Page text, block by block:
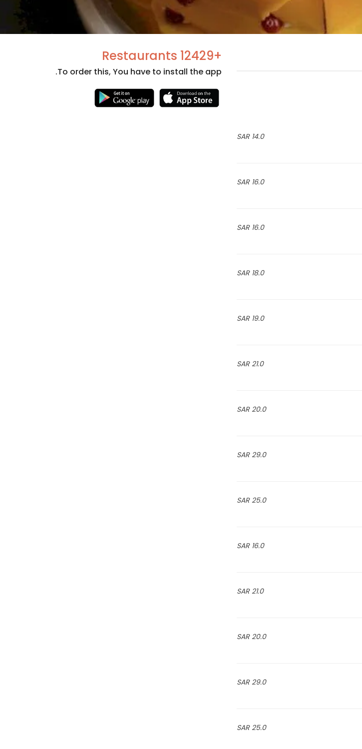
14.0 SAR
16.0 SAR
16.0 SAR
18.0 SAR
19.0 SAR
21.0 SAR
20.0 SAR
29.0 SAR
25.0 SAR
16.0 SAR
21.0 SAR
20.0 SAR
29.0 SAR
25.0 SAR
+12429 Restaurants
To order this, You have to install the app.